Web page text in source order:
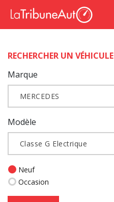
RECHERCHER UN VÉHICULE
Marque
MERCEDES
Modèle
Classe G Electrique
Neuf
Occasion